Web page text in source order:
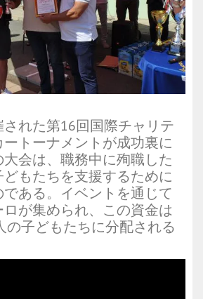
れた第16回国際チャリテ
ートーナメントが成功裏に
会は、職務中に殉職した
もたちを支援するために
ある。イベントを通じて
が集められ、この資金は
の子どもたちに分配される